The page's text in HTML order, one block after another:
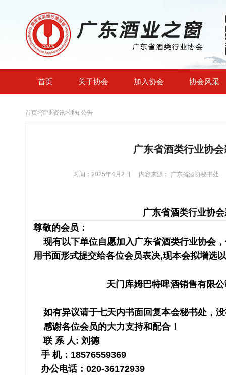
首页 关于协会 加入协会 协会风采
首页>酒业资讯>通知公告
广东省酒类行业协
时间：2025年4月2日 内容来源： 广东省酒协秘书处
广东省酒类行业协
尊敬的会员：
现有以下单位自愿加入广东省酒类行业协会
用书面形式提交给各位会员表决,现本会拟增选
天门库姆巴特啤酒销售有限公
如有异议请于七天内书面回复本会秘书处，
感谢各位会员的大力支持和配合！
联 系 人: 刘德
手 机：18576559369
办公电话：020-36172939